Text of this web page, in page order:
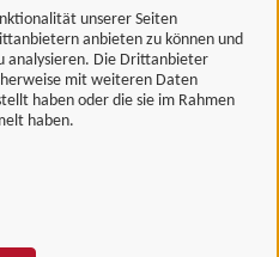
unserer Seiten
anbieten zu können und
analysieren. Die Drittanbieter
mit weiteren Daten
haben oder die sie im Rahmen
haben.